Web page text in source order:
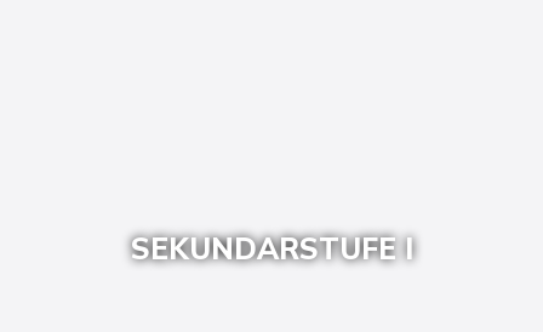
SEKUNDARSTUFE I